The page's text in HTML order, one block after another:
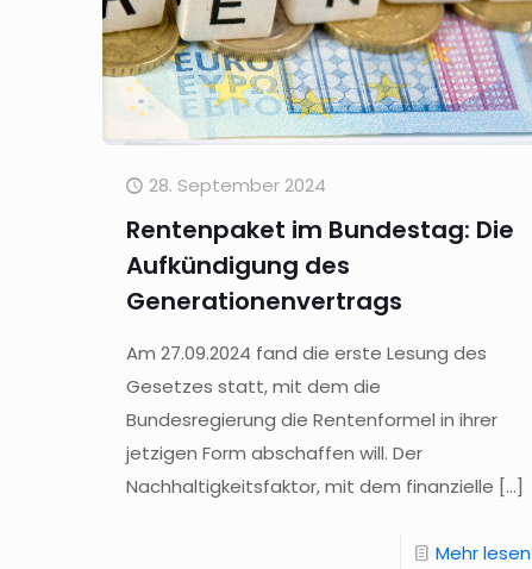
28. September 2024
Rentenpaket im Bundestag: Die
Aufkündigung des
Generationenvertrags
Am 27.09.2024 fand die erste Lesung des
Gesetzes statt, mit dem die
Bundesregierung die Rentenformel in ihrer
jetzigen Form abschaffen will. Der
Nachhaltigkeitsfaktor, mit dem finanzielle […]
Mehr lesen